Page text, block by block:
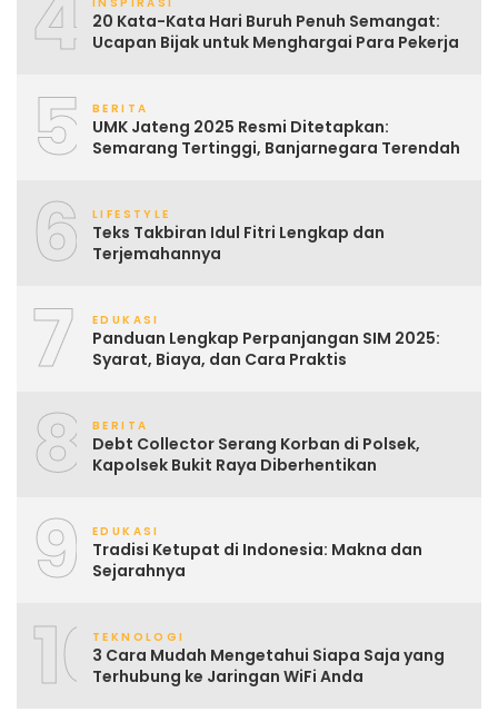
20 Kata-Kata Hari Buruh Penuh Semangat:
Ucapan Bijak untuk Menghargai Para Pekerja
5 BERITA
UMK Jateng 2025 Resmi Ditetapkan:
Semarang Tertinggi, Banjarnegara Terendah
6 LIFESTYLE
Teks Takbiran Idul Fitri Lengkap dan
Terjemahannya
7 EDUKASI
Panduan Lengkap Perpanjangan SIM 2025:
Syarat, Biaya, dan Cara Praktis
8 BERITA
Debt Collector Serang Korban di Polsek,
Kapolsek Bukit Raya Diberhentikan
9 EDUKASI
Tradisi Ketupat di Indonesia: Makna dan
Sejarahnya
10TEKNOLOGI
3 Cara Mudah Mengetahui Siapa Saja yang
Terhubung ke Jaringan WiFi Anda